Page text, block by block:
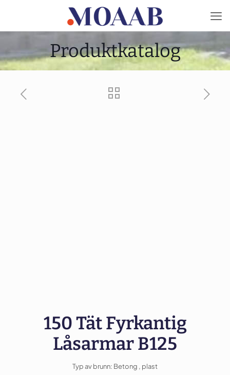
Produktkatalog
150 Tät Fyrkantig
Låsarmar B125
Typ av brunn: Betong , plast